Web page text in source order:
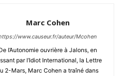
Marc Cohen
www.causeur.fr/auteur/Mcohen
l’Autonomie ouvrière à Jalons, en
par l’Idiot International, la Lettre
2-Mars, Marc Cohen a traîné dans